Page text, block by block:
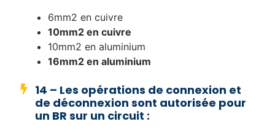
6mm2 en cuivre
10mm2 en cuivre
10mm2 en aluminium
16mm2 en aluminium
14 – Les opérations de connexion et
de déconnexion sont autorisée pour
un BR sur un circuit :